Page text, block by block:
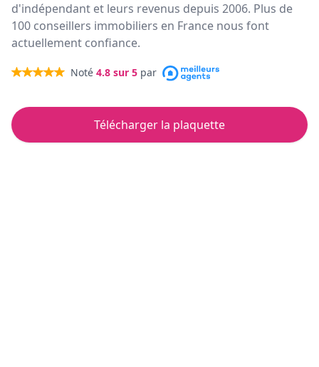
d'indépendant et leurs revenus depuis 2006. Plus de
100 conseillers immobiliers en France nous font
actuellement confiance.
Noté 4.8 sur 5 par
Télécharger la plaquette